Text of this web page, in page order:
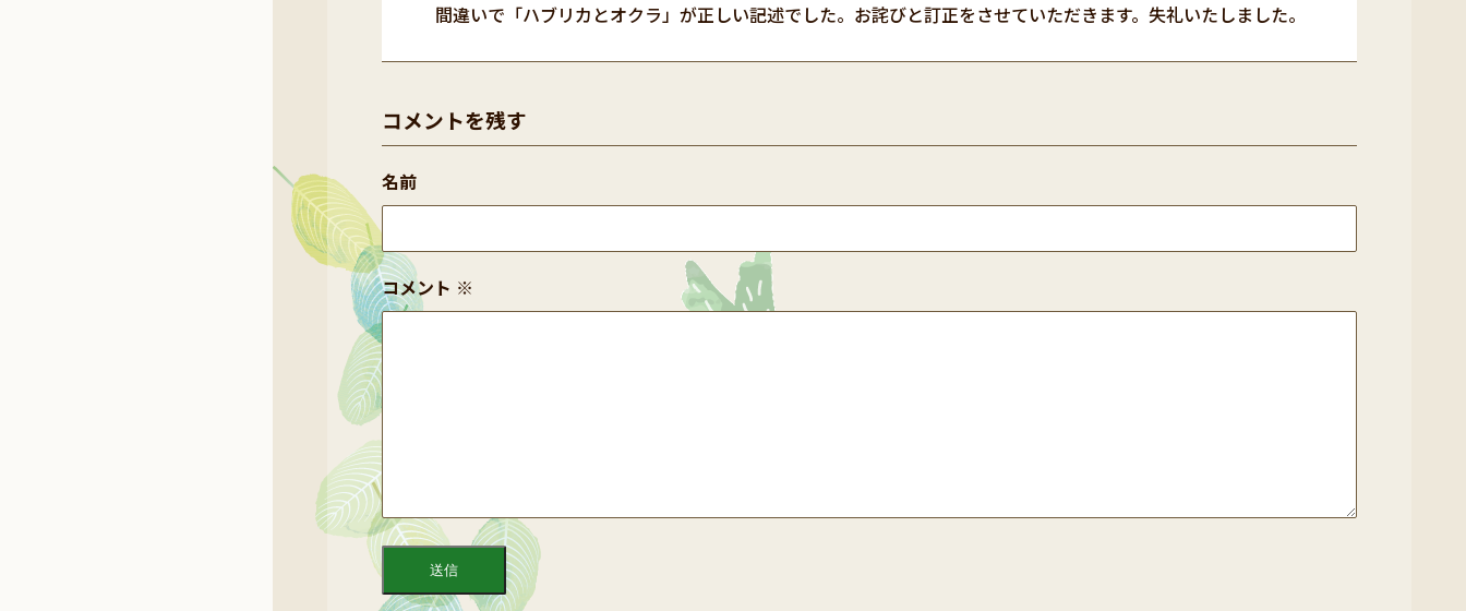
間違いで「ハブリカとオクラ」が正しい記述でした。お詫びと訂正をさせていただきます。失礼いたしました。
コメントを残す
コメント ※
名前